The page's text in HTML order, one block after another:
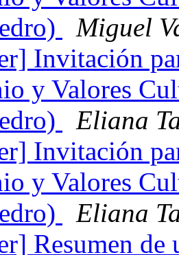
Miguel
Invitación
y Valores
Eliana
Invitación
y Valores
Eliana
Resumen